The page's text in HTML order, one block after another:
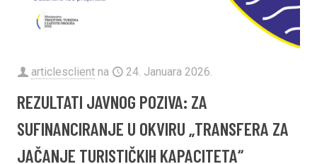
articlesclient na 24. Januara 2026.
REZULTATI JAVNOG POZIVA: ZA
SUFINANCIRANJE U OKVIRU „TRANSFERA ZA
JAČANJE TURISTIČKIH KAPACITETA“